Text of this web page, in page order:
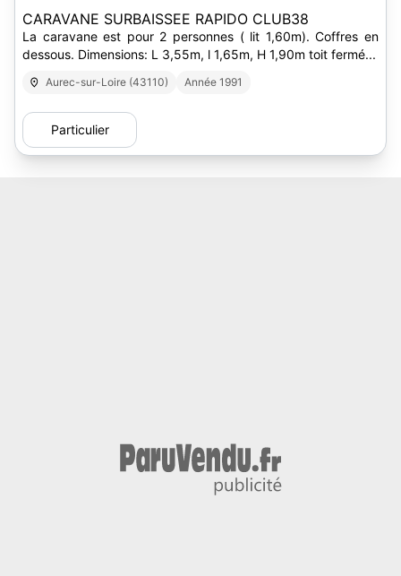
CARAVANE SURBAISSEE RAPIDO CLUB38
La caravane est pour 2 personnes ( lit 1,60m). Coffres en
dessous. Dimensions: L 3,55m, l 1,65m, H 1,90m toit fermé...
Aurec-sur-Loire (43110) Année 1991
Particulier